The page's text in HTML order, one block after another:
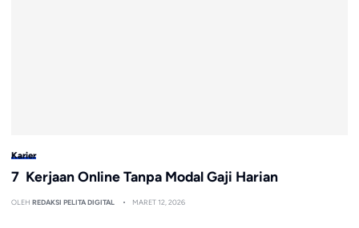
Karier
7 Kerjaan Online Tanpa Modal Gaji Harian
OLEH REDAKSI PELITA DIGITAL MARET 12, 2026